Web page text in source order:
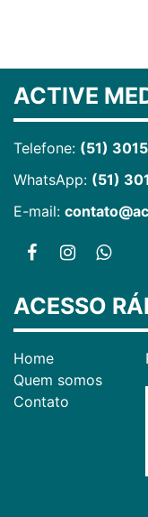
ACTIVE
Telefone: (51)
WhatsApp: (51)
E-mail:
ACESSO
Home
Quem somos
Contato